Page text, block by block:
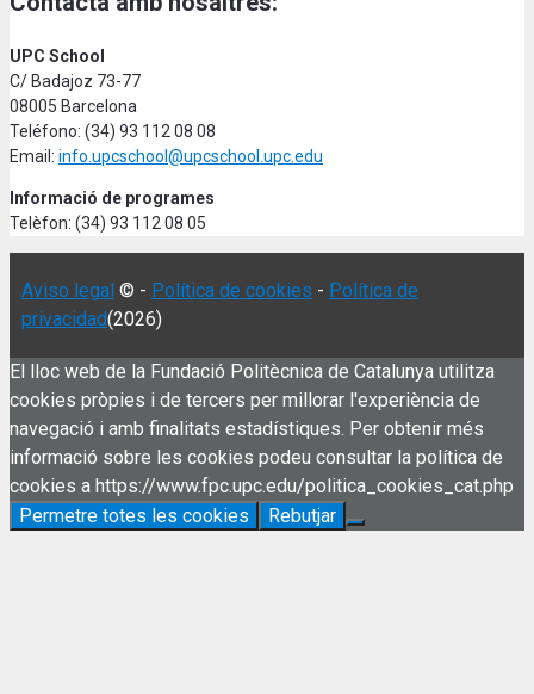
UPC School
C/ Badajoz 73-77
08005 Barcelona
Teléfono: (34) 93 112 08 08
Email: info.upcschool@upcschool.upc.edu
Informació de programes
Telèfon: (34) 93 112 08 05
Aviso legal © - Política de cookies - Política de
privacidad(2026)
El lloc web de la Fundació Politècnica de Catalunya utilitza
cookies pròpies i de tercers per millorar l'experiència de
navegació i amb finalitats estadístiques. Per obtenir més
informació sobre les cookies podeu consultar la política de
cookies a https://www.fpc.upc.edu/politica_cookies_cat.php
Permetre totes les cookies
Rebutjar